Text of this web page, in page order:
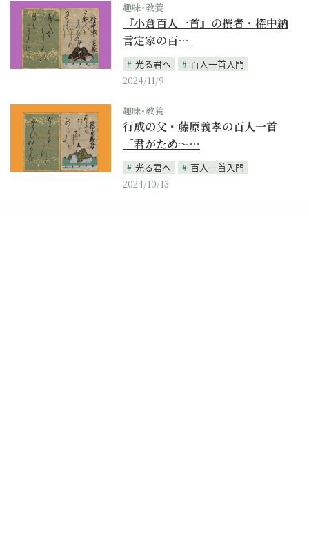
趣味･教養
『小倉百人一首』の撰者・権中納
言定家の百…
光る君へ
百人一首入門
2024/11/9
趣味･教養
行成の父・藤原義孝の百人一首
「君がため～…
光る君へ
百人一首入門
2024/10/13